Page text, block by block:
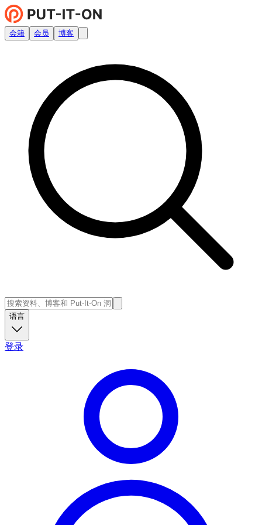
会籍 会员 博客
语言
登录